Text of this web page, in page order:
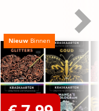
Nieuw Binnen